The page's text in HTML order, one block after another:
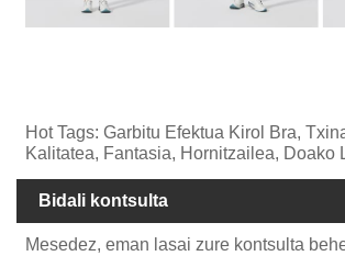
Hot Tags: Garbitu Efektua Kirol Bra,
Kalitatea, Fantasia, Hornitzailea, Doako
Bidali kontsulta
Mesedez, eman lasai zure kontsulta